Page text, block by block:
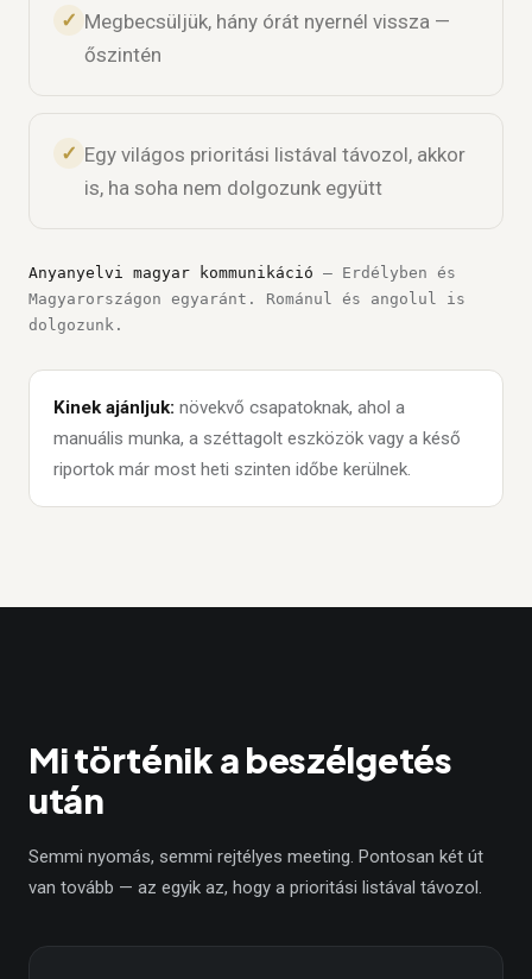
✓ Megbecsüljük, hány órát nyernél vissza —
őszintén
✓ Egy világos prioritási listával távozol, akkor
is, ha soha nem dolgozunk együtt
Anyanyelvi magyar kommunikáció — Erdélyben és
Magyarországon egyaránt. Románul és angolul is
dolgozunk.
Kinek ajánljuk: növekvő csapatoknak, ahol a
manuális munka, a széttagolt eszközök vagy a késő
riportok már most heti szinten időbe kerülnek.
Mi történik a beszélgetés
után
Semmi nyomás, semmi rejtélyes meeting. Pontosan két út
van tovább — az egyik az, hogy a prioritási listával távozol.